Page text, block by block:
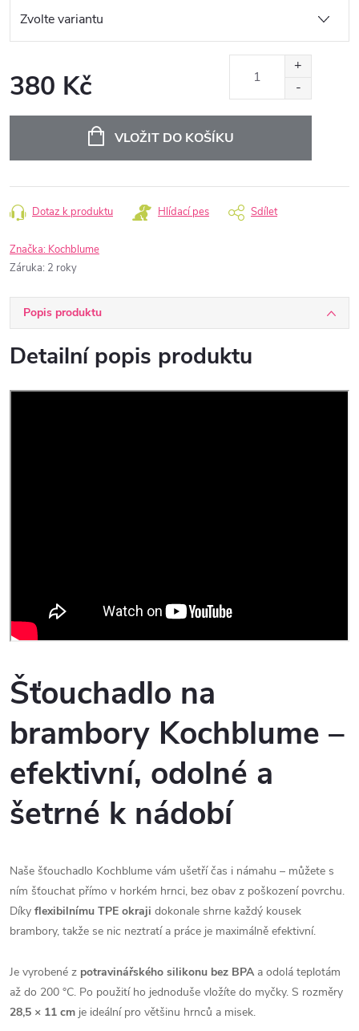
380 Kč
VLOŽIT DO KOŠÍKU
Dotaz k produktu Hlídací pes Sdílet
Značka: Kochblume
Záruka: 2 roky
Popis produktu
Detailní popis produktu
Šťouchadlo na
brambory Kochblume –
efektivní, odolné a
šetrné k nádobí
Naše šťouchadlo Kochblume vám ušetří čas i námahu – můžete s
ním šťouchat přímo v horkém hrnci, bez obav z poškození povrchu.
Díky flexibilnímu TPE okraji dokonale shrne každý kousek
brambory, takže se nic neztratí a práce je maximálně efektivní.
Je vyrobené z potravinářského silikonu bez BPAa odolá teplotám
až do 200 °C. Po použití ho jednoduše vložíte do myčky. S rozměry
28,5 × 11 cm je ideální pro většinu hrnců a misek.